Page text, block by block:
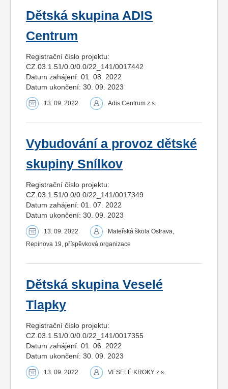
Dětská skupina ADIS
Centrum
Registrační číslo projektu:
CZ.03.1.51/0.0/0.0/22_141/0017442
Datum zahájení: 01. 08. 2022
Datum ukončení: 30. 09. 2023
13. 09. 2022 Adis Centrum z.s.
Vybudování a provoz dětské
skupiny Snílkov
Registrační číslo projektu:
CZ.03.1.51/0.0/0.0/22_141/0017349
Datum zahájení: 01. 07. 2022
Datum ukončení: 30. 09. 2023
13. 09. 2022
Mateřská škola Ostrava,
Repinova 19, příspěvková organizace
Dětská skupina Veselé
Tlapky
Registrační číslo projektu:
CZ.03.1.51/0.0/0.0/22_141/0017355
Datum zahájení: 01. 06. 2022
Datum ukončení: 30. 09. 2023
13. 09. 2022 VESELÉ KROKY z.s.